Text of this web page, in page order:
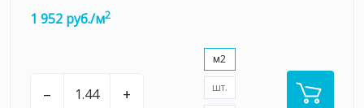
1 952 руб./м2
– +
м2
шт.